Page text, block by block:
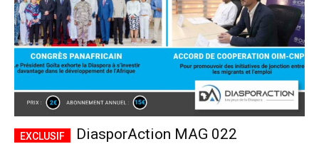
DiasporAction MAG 022